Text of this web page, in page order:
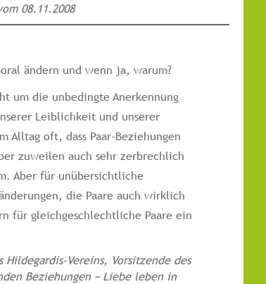
08.11.2008
ändern und wenn ja, warum?
um die unbedingte Anerkennung
Leiblichkeit und unserer
oft, dass Paar-Beziehungen
zuweilen auch sehr zerbrechlich
Aber für unübersichtliche
die Paare auch wirklich
für gleichgeschlechtliche Paare ein
Vereins, Vorsitzende des
Beziehungen – Liebe leben in